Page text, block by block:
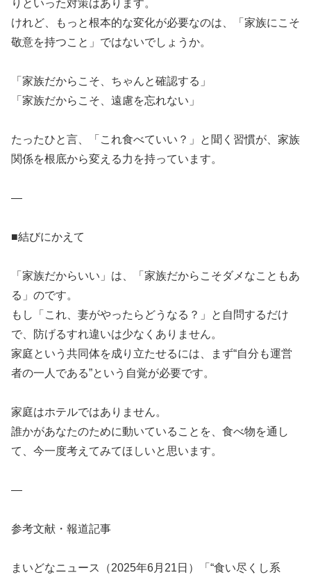
りといった対策はあります。
けれど、もっと根本的な変化が必要なのは、「家族にこそ
敬意を持つこと」ではないでしょうか。
「家族だからこそ、ちゃんと確認する」
「家族だからこそ、遠慮を忘れない」
たったひと言、「これ食べていい？」と聞く習慣が、家族
関係を根底から変える力を持っています。
—
■結びにかえて
「家族だからいい」は、「家族だからこそダメなこともあ
る」のです。
もし「これ、妻がやったらどうなる？」と自問するだけ
で、防げるすれ違いは少なくありません。
家庭という共同体を成り立たせるには、まず“自分も運営
者の一人である”という自覚が必要です。
家庭はホテルではありません。
誰かがあなたのために動いていることを、食べ物を通し
て、今一度考えてみてほしいと思います。
—
参考文献・報道記事
まいどなニュース（2025年6月21日）「“食い尽くし系